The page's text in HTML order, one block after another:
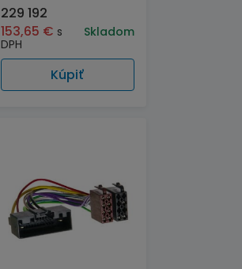
229 192
153,65 € s
DPH
Skladom
Kúpiť